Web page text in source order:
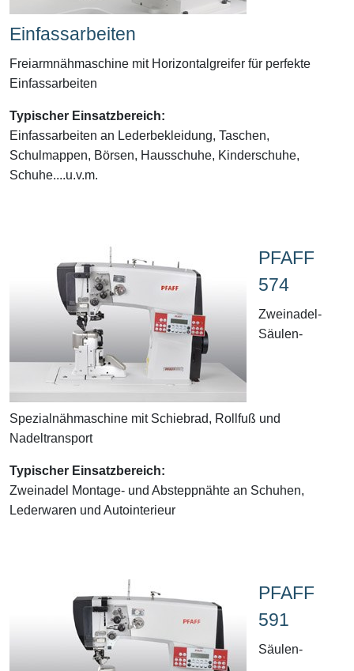
Einfassarbeiten
Freiarmnähmaschine mit Horizontalgreifer für perfekte
Einfassarbeiten
Typischer Einsatzbereich:
Einfassarbeiten an Lederbekleidung, Taschen,
Schulmappen, Börsen, Hausschuhe, Kinderschuhe,
Schuhe....u.v.m.
PFAFF
574
Zweinadel-
Säulen-
Spezialnähmaschine mit Schiebrad, Rollfuß und
Nadeltransport
Typischer Einsatzbereich:
Zweinadel Montage- und Absteppnähte an Schuhen,
Lederwaren und Autointerieur
PFAFF
591
Säulen-